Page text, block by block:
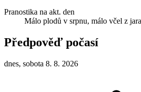
Pranostika na akt. den
Málo plodů v srpnu, málo včel z
Předpověď počasí
dnes, sobota 8. 8. 2026